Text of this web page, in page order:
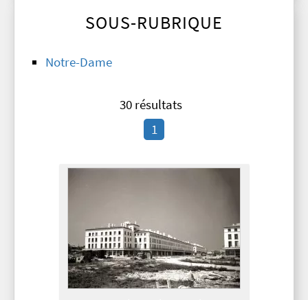
SOUS-RUBRIQUE
Notre-Dame
30 résultats
1